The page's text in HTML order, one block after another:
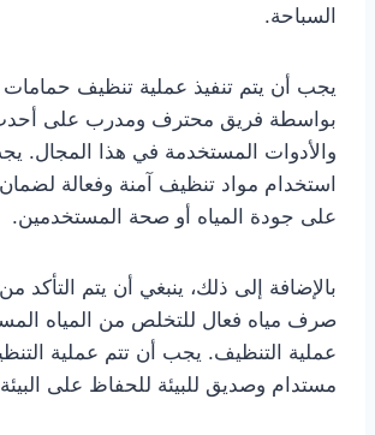
السباحة.
يجب أن يتم تنفيذ عملية تنظيف حمامات
بواسطة فريق محترف ومدرب على أحدث
والأدوات المستخدمة في هذا المجال.
استخدام مواد تنظيف آمنة وفعالة لضمان
على جودة المياه أو صحة المستخدمين.
بالإضافة إلى ذلك، ينبغي أن يتم التأكد
صرف مياه فعال للتخلص من المياه
عملية التنظيف. يجب أن تتم عملية
مستدام وصديق للبيئة للحفاظ على